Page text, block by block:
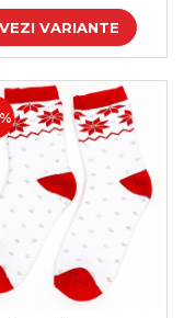
VEZI VARIANTE